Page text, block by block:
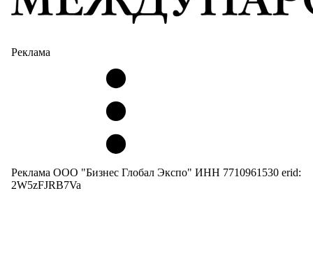
Реклама
Реклама ООО "Бизнес Глобал Экспо" ИНН 7710961530 erid:
2W5zFJRB7Va